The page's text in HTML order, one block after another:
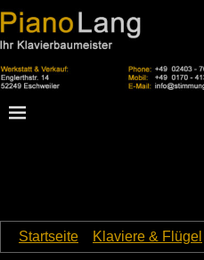
Startseite Klaviere & Flügel